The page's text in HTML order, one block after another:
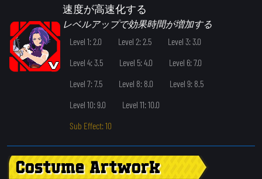
速度が高速化する
レベルアップで効果時間が増加する
Level 1: 2.0
Level 2: 2.5
Level 3: 3.0
Level 4: 3.5
Level 5: 4.0
Level 6: 7.0
Level 7: 7.5
Level 8: 8.0
Level 9: 8.5
Level 10: 9.0
Level 11: 10.0
Sub Effect: 10
Costume Artwork